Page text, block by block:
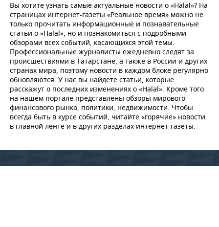
Вы хотите узнать самые актуальные новости о «Halal»? На
страницах интернет-газеты «Реальное время» можно не
только прочитать информационные и познавательные
статьи о «Halal», но и познакомиться с подробными
обзорами всех событий, касающихся этой темы.
Профессиональные журналисты ежедневно следят за
происшествиями в Татарстане, а также в России и других
странах мира, поэтому новости в каждом блоке регулярно
обновляются. У нас вы найдете статьи, которые
расскажут о последних изменениях о «Halal». Кроме того
на нашем портале представлены обзоры мирового
финансового рынка, политики, недвижимости. Чтобы
всегда быть в курсе событий, читайте «горячие» новости
в главной ленте и в других разделах интернет-газеты.